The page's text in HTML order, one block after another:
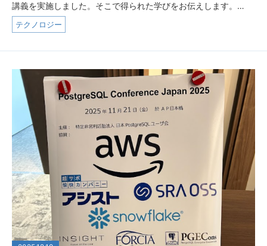
講義を実施しました。そこで得られた学びをお伝えします。…
テクノロジー